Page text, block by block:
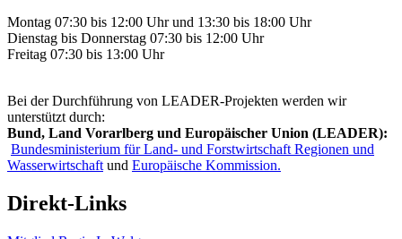
Montag 07:30 bis 12:00 Uhr und 13:30 bis 18:00 Uhr
Dienstag bis Donnerstag 07:30 bis 12:00 Uhr
Freitag 07:30 bis 13:00 Uhr
Bei der Durchführung von LEADER-Projekten werden wir
unterstützt durch:
Bund, Land Vorarlberg und Europäischer Union (LEADER):
Bundesministerium für Land- und Forstwirtschaft Regionen und
Wasserwirtschaft und Europäische Kommission.
Direkt-Links